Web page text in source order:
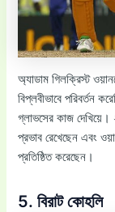
অ্যাডাম গিলক্রিস্ট
বিপ্লবীভাবে পরিবর্তন
গ্লাভসের কাজ দেখিয়ে।
প্রভাব রেখেছেন এবং
প্রতিষ্ঠিত করেছেন।
5. বিরাট কোহলি